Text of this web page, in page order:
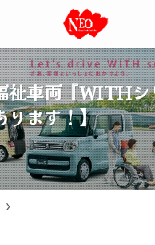
祉車両『WITHシ
ります！】